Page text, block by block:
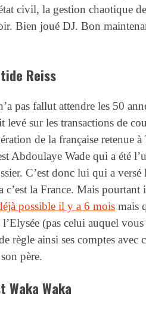
civil, la gestion chaotique
Bien joué DJ. Bon
Reiss
pas fallut attendre les 50
levé sur les transactions de
de la française retenue
Abdoulaye Wade qui a été
C’est donc lui qui a
c’est la France. Mais
possible il y a 6 mois mais
(pas celui auquel vous
règle ainsi ses comptes avec
père.
Waka Waka